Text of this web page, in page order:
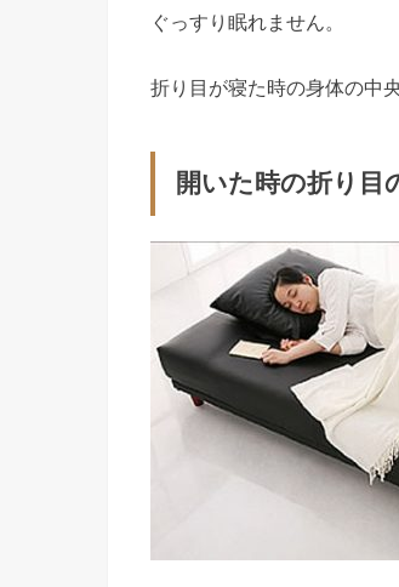
ぐっすり眠れません。
折り目が寝た時の身体の中
開いた時の折り目